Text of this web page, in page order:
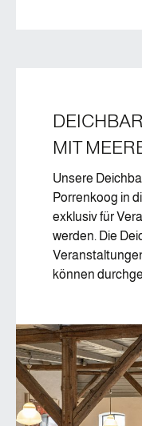
DEICHBAR
MIT
Unsere
Porrenkoog in
exklusiv für
werden. Die
können